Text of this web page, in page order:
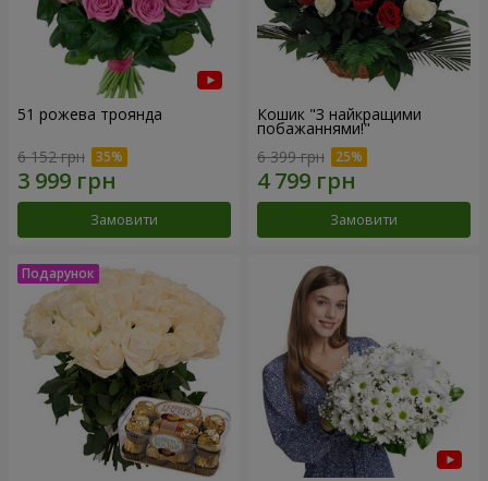
51 рожева троянда
6 152 грн
Замовити
Кошик "З найкращими
побажаннями!"
6 399 грн
Замовити